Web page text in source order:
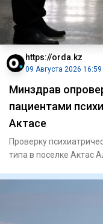
https://orda.kz
09 Августа 2026 16:59
Минздрав
пациентами
Актасе
Проверку
типа в поселке Актас